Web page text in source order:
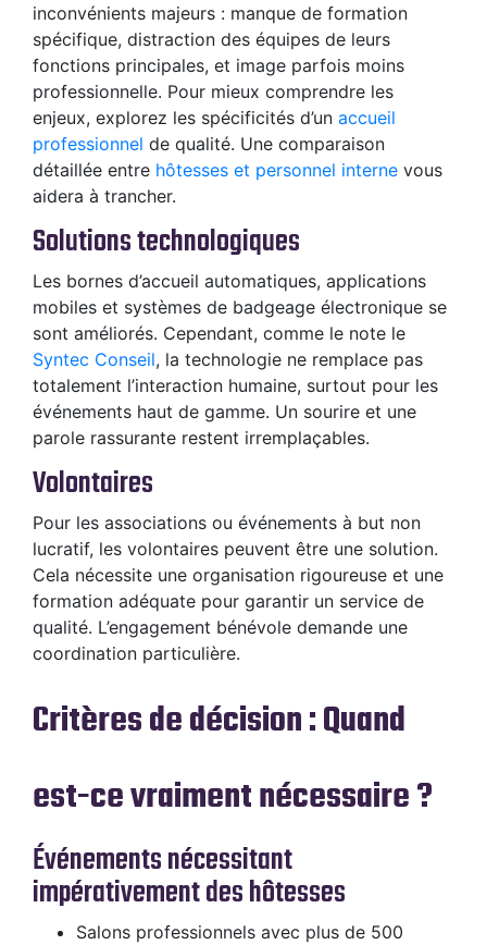
inconvénients majeurs : manque de formation
spécifique, distraction des équipes de leurs
fonctions principales, et image parfois moins
professionnelle. Pour mieux comprendre les
enjeux, explorez les spécificités d’un accueil
professionnel de qualité. Une comparaison
détaillée entre hôtesses et personnel interne vous
aidera à trancher.
Solutions technologiques
Les bornes d’accueil automatiques, applications
mobiles et systèmes de badgeage électronique se
sont améliorés. Cependant, comme le note le
Syntec Conseil, la technologie ne remplace pas
totalement l’interaction humaine, surtout pour les
événements haut de gamme. Un sourire et une
parole rassurante restent irremplaçables.
Volontaires
Pour les associations ou événements à but non
lucratif, les volontaires peuvent être une solution.
Cela nécessite une organisation rigoureuse et une
formation adéquate pour garantir un service de
qualité. L’engagement bénévole demande une
coordination particulière.
Critères de décision : Quand
est-ce vraiment nécessaire ?
Événements nécessitant
impérativement des hôtesses
Salons professionnels avec plus de 500